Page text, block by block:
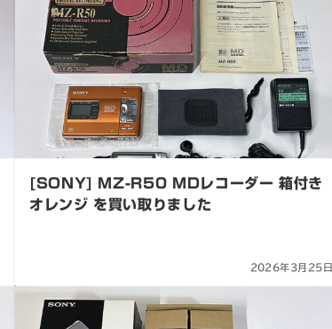
[SONY] MZ-R50 MDレコーダー 箱付き
オレンジ を買い取りました
2026年3月25日